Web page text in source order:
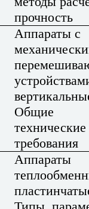
прочность
Аппараты с
Общие
технические
требования
Аппараты